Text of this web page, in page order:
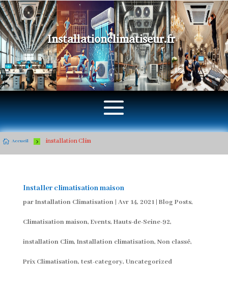
Installationclimatiseur.fr
 Accueil 5 installation Clim
Installer climatisation maison
parInstallation Climatisation | Avr 14, 2021| Blog Posts,
Climatisation maison, Events, Hauts-de-Seine-92,
installation Clim, Installation climatisation, Non classé,
Prix Climatisation, test-category, Uncategorized